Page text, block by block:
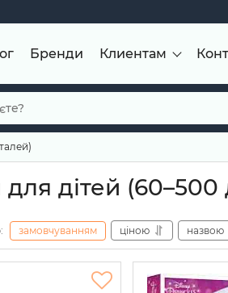
Бренди Клиентам
дітей (60–500
замовчуванням ціною назвою